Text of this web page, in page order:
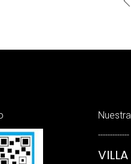
-------------
VILLA